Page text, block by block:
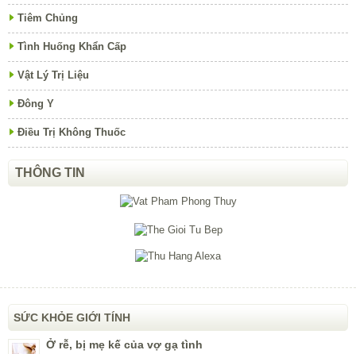
Tiêm Chủng
Tình Huống Khẩn Cấp
Vật Lý Trị Liệu
Đông Y
Điều Trị Không Thuốc
THÔNG TIN
SỨC KHỎE GIỚI TÍNH
Ở rễ, bị mẹ kế của vợ gạ tình